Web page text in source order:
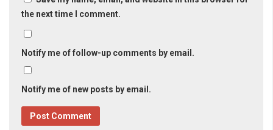
the next time I comment.
Notify me of follow-up comments by email.
Notify me of new posts by email.